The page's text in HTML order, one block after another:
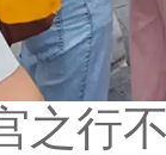
行不